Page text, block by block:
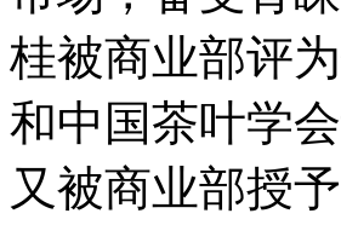
桂被商业部评
和中国茶叶学
又被商业部授